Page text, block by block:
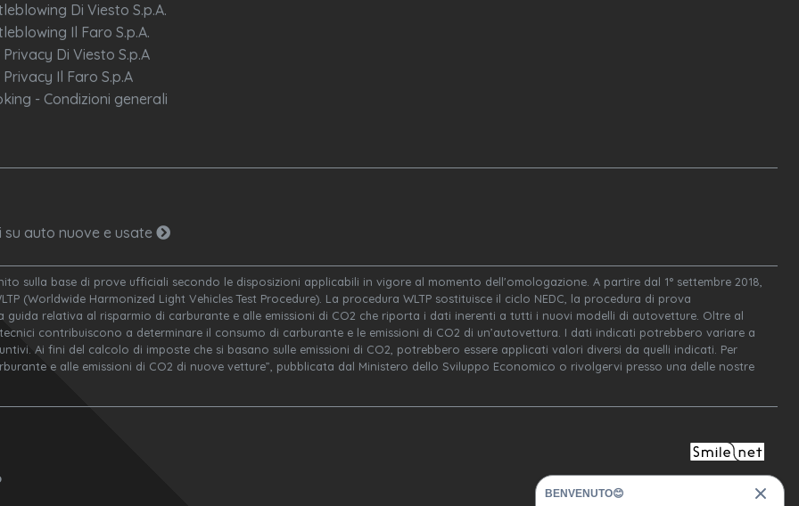
Di Viesto S.p.A.
Il Faro S.p.A.
Di Viesto S.p.A
Il Faro S.p.A
- Condizioni generali
su auto nuove e usate
sulla base di prove ufficiali secondo le disposizioni applicabili in vigore al momento dell'omologazione. A partire dal 1° settembre 2018,
(Worldwide Harmonized Light Vehicles Test Procedure). La procedura WLTP sostituisce il ciclo NEDC, la procedura di prova
guida relativa al risparmio di carburante e alle emissioni di CO2 che riporta i dati inerenti a tutti i nuovi modelli di autovetture. Oltre al
contribuiscono a determinare il consumo di carburante e le emissioni di CO2 di un’autovettura. I dati indicati potrebbero variare a
Ai fini del calcolo di imposte che si basano sulle emissioni di CO2, potrebbero essere applicati valori diversi da quelli indicati. Per
e alle emissioni di CO2 di nuove vetture”, pubblicata dal Ministero dello Sviluppo Economico o rivolgervi presso una delle nostre
BENVENUTO😊